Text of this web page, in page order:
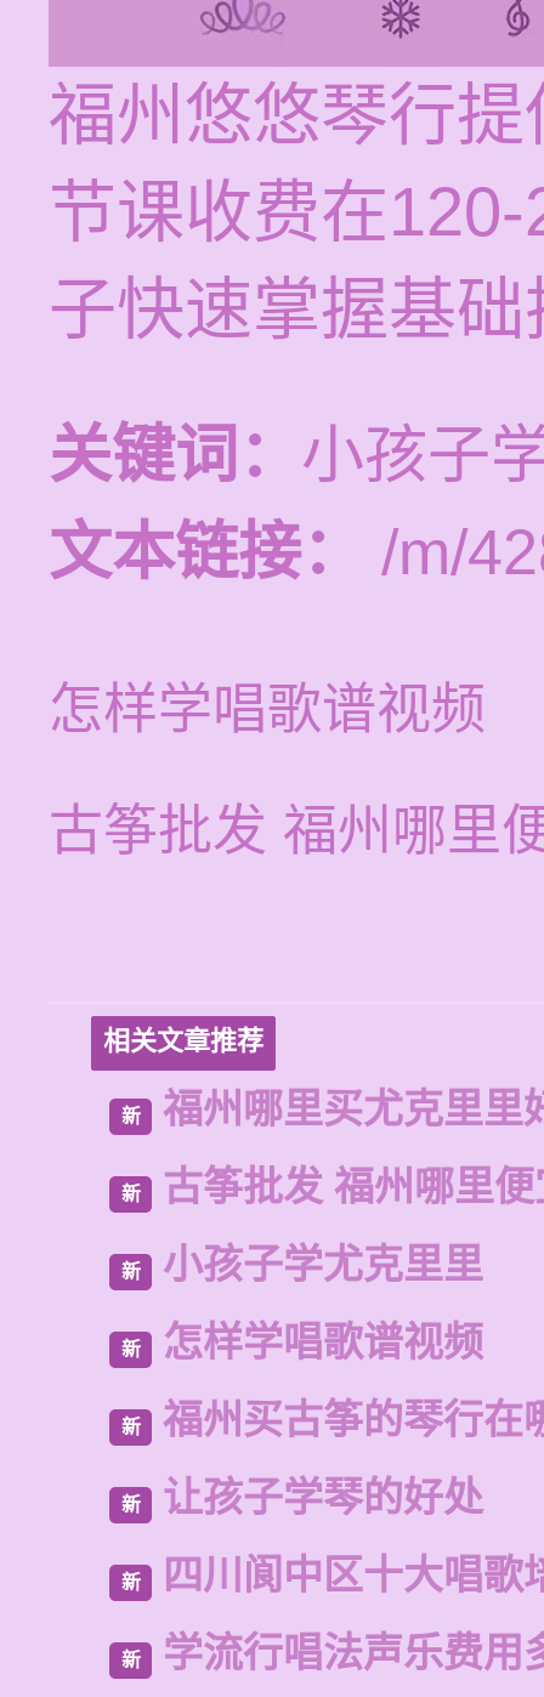
福州悠悠琴行
节课收费在
子快速掌握基
关键词： 小孩子
文本链接：
/m/
怎样学唱歌谱视频
古筝批发 福州哪里
相关文章推荐
新 福州哪里买尤克里里
新 古筝批发 福州哪里
新 小孩子学尤克里里
新 怎样学唱歌谱视频
新 福州买古筝的琴行在
新 让孩子学琴的好处
新 四川阆中区十大唱歌
新 学流行唱法声乐费用